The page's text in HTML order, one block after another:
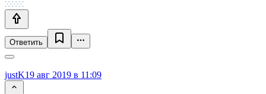
Ответить
justK19 авг 2019 в 11:09